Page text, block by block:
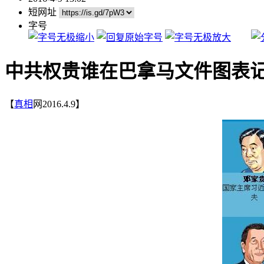
短网址
字号
中共权贵谁在巴拿马文件图表
【真相 网2016.4.9】